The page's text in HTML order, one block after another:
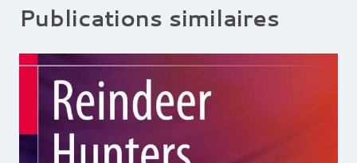
Publications similaires